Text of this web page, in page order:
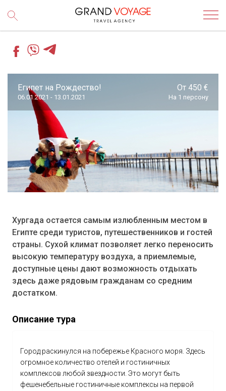
Египет на Рождество!
06.01.2021 - 13.01.2021
От 450 €
На 1 персону
Хургада остается самым излюбленным местом в
Египте среди туристов, путешественников и гостей
страны. Сухой климат позволяет легко переносить
высокую температуру воздуха, а приемлемые,
доступные цены дают возможность отдыхать
здесь даже рядовым гражданам со средним
достатком.
Описание тура
Город раскинулся на побережье Красного моря. Здесь
огромное количество отелей и гостиничных
комплексов любой звездности. Это могут быть
фешенебельные гостиничные комплексы на первой